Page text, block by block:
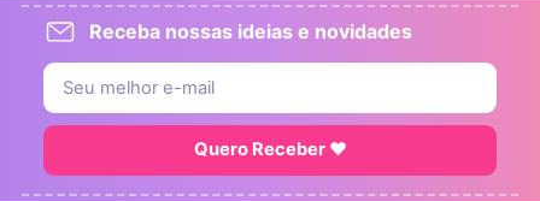
Receba nossas ideias e novidades
Quero Receber ♥